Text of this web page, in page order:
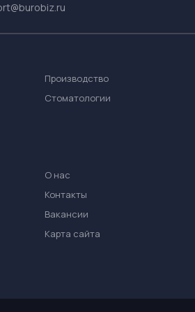
Производство
Стоматологии
О нас
Контакты
Вакансии
Карта сайта